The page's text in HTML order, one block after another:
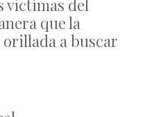
víctimas del
que la
orillada a buscar